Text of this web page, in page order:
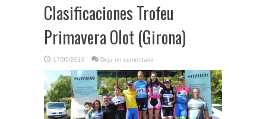
Clasificaciones Trofeu
Primavera Olot (Girona)
17/05/2016 Deja un comentario